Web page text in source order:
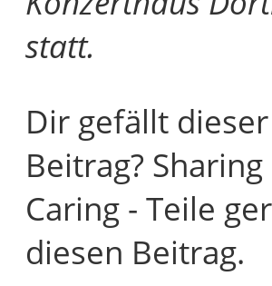
statt.
Dir gefällt dieser
Beitrag? Sharing
Caring - Teile
diesen Beitrag.